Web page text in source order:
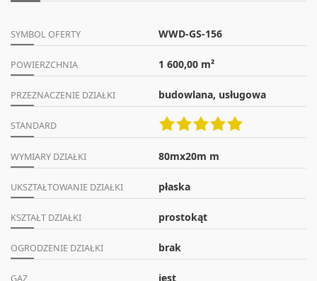
SYMBOL OFERTY WWD-GS-156
POWIERZCHNIA 1 600,00 m²
PRZEZNACZENIE DZIAŁKI budowlana, usługowa
STANDARD
WYMIARY DZIAŁKI 80mx20m m
UKSZTAŁTOWANIE DZIAŁKI płaska
KSZTAŁT DZIAŁKI prostokąt
OGRODZENIE DZIAŁKI brak
jest